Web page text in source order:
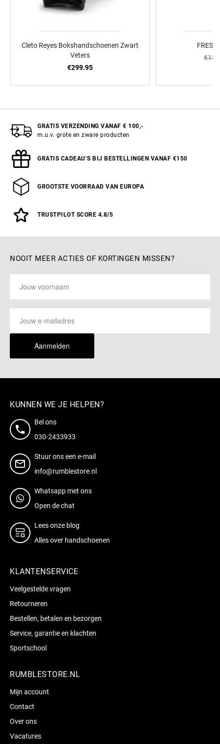
Cleto Reyes Bokshandschoenen Zwart
Veters
€299.95
FRESH
GRATIS VERZENDING VANAF € 100,-
m.u.v. grote en zware producten
GRATIS CADEAU’S BIJ BESTELLINGEN VANAF €150
GROOTSTE VOORRAAD VAN EUROPA
TRUSTPILOT SCORE 4.8/5
NOOIT MEER ACTIES OF KORTINGEN MISSEN?
Aanmelden
KUNNEN WE JE HELPEN?
Bel ons
030-2433933
Stuur ons een e-mail
info@rumblestore.nl
Whatsapp met ons
Open de chat
Lees onze blog
Alles over handschoenen
KLANTENSERVICE
Veelgestelde vragen
Retourneren
Bestellen, betalen en bezorgen
Service, garantie en klachten
Sportschool
RUMBLESTORE.NL
Mijn account
Contact
Over ons
Vacatures